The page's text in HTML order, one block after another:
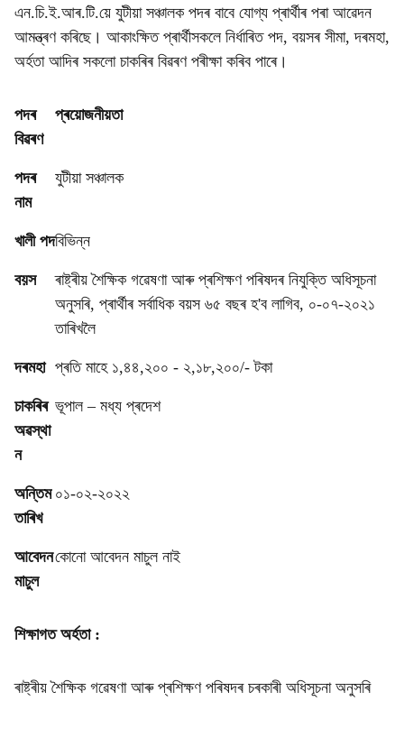
এন.চি.ই.আৰ.টি.য়ে যুটীয়া সঞ্চালক পদৰ বাবে যোগ্য প্ৰাৰ্থীৰ পৰা আৱেদন
আমন্ত্ৰণ কৰিছে। আকাংক্ষিত প্ৰাৰ্থীসকলে নিৰ্ধাৰিত পদ, বয়সৰ সীমা, দৰমহা,
অৰ্হতা আদিৰ সকলো চাকৰিৰ বিৱৰণ পৰীক্ষা কৰিব পাৰে।
পদৰ
বিৱৰণ
প্ৰয়োজনীয়তা
পদৰ
নাম
যুটীয়া সঞ্চালক
খালী পদবিভিন্ন
বয়স
ৰাষ্ট্ৰীয় শৈক্ষিক গৱেষণা আৰু প্ৰশিক্ষণ পৰিষদৰ নিযুক্তি অধিসূচনা
অনুসৰি, প্ৰাৰ্থীৰ সৰ্বাধিক বয়স ৬৫ বছৰ হ'ব লাগিব, ০-০৭-২০২১
তাৰিখলৈ
দৰমহা প্ৰতি মাহে ১,৪৪,২০০ - ২,১৮,২০০/- টকা
চাকৰিৰ
অৱস্থা
ন
ভূপাল – মধ্য প্ৰদেশ
অন্তিম
তাৰিখ
০১-০২-২০২২
আবেদন
মাচুল
কোনো আবেদন মাচুল নাই
শিক্ষাগত অৰ্হতা :
ৰাষ্ট্ৰীয় শৈক্ষিক গৱেষণা আৰু প্ৰশিক্ষণ পৰিষদৰ চৰকাৰী অধিসূচনা অনুসৰি